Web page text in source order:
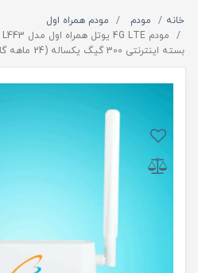
خانه مودم
مودم همراه اول
بسته اینترنتی 300 گیگ یکساله (24 ماهه گارانتی همراه اول)